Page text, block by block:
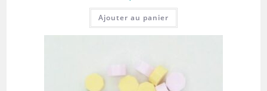
Ajouter au panier